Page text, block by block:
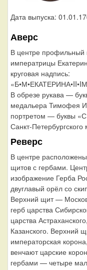
Дата выпуска:
Аверс
В центре профильный
императрицы
круговая надпись:
В обрезе рукава —
медальера Тимофея
портретом — буквы
Санкт-
Реверс
В центре
щитов с гербами.
изображение Герба
двуглавый орёл со
Верхний щит —
герб царства
царства
Казанского. Верхний
императорская
венчают царские
гербами — четыре